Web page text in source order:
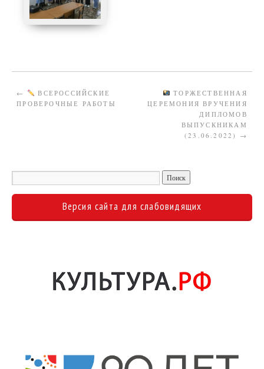
←
ВСЕРОССИЙСКИЕ
ПРОВЕРОЧНЫЕ РАБОТЫ
ТОРЖЕСТВЕННАЯ
ЦЕРЕМОНИЯ ВРУЧЕНИЯ
ДИПЛОМОВ
ВЫПУСКНИКАМ
(23.06.2022) →
Версия сайта для слабовидящих